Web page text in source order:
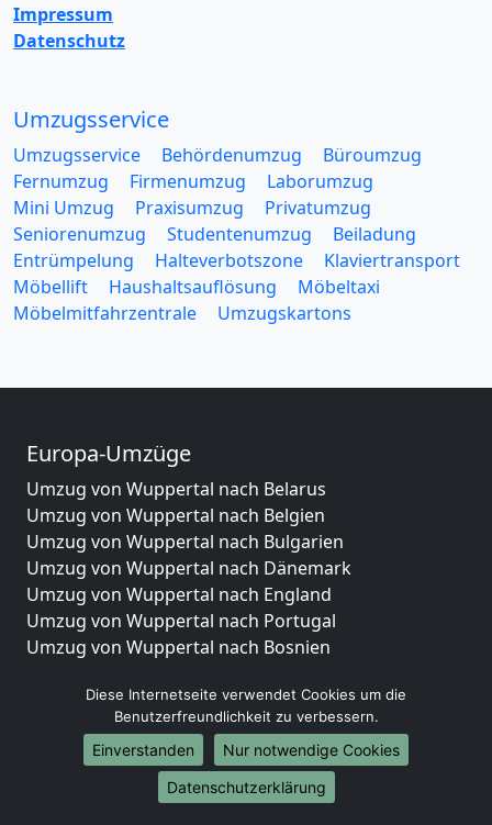
Impressum
Datenschutz
Umzugsservice
Umzugsservice Behördenumzug
Büroumzug
Fernumzug
Firmenumzug
Laborumzug
Mini Umzug
Praxisumzug
Privatumzug
Seniorenumzug
Studentenumzug
Beiladung
Entrümpelung
Halteverbotszone
Klaviertransport
Möbellift
Haushaltsauflösung
Möbeltaxi
Möbelmitfahrzentrale
Umzugskartons
Europa-Umzüge
Umzug von Wuppertal nach Belarus
Umzug von Wuppertal nach Belgien
Umzug von Wuppertal nach Bulgarien
Umzug von Wuppertal nach Dänemark
Umzug von Wuppertal nach England
Umzug von Wuppertal nach Portugal
Umzug von Wuppertal nach Bosnien
Umzug von Wuppertal nach Irland
Umzug von Wuppertal nach Lettland
Umzug von Wuppertal nach Zypern
Umzug von Wuppertal nach Kroatien
Umzug von Wuppertal nach Estland
Diese Internetseite verwendet Cookies um die
Benutzerfreundlichkeit zu verbessern.
Einverstanden
Nur notwendige Cookies
Datenschutzerklärung